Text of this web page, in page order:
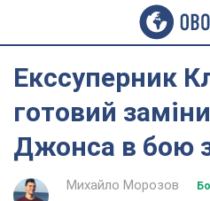
Екссуперник
готовий
Джонса в бою
Михайло Морозов